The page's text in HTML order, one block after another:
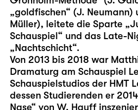
„goldfischen“ (J. Neumann)
Müller), leitete die Sparte
Schauspiel“ und das Late-
„Nachtschicht“.
Von 2013 bis 2018 war
Dramaturg am Schauspiel
Schauspielstudios der HMT
dessen Studierenden er
Nase“ von W. Hauff